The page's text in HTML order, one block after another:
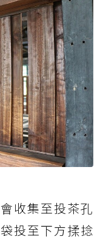
收集至投茶孔
投至下方揉捻